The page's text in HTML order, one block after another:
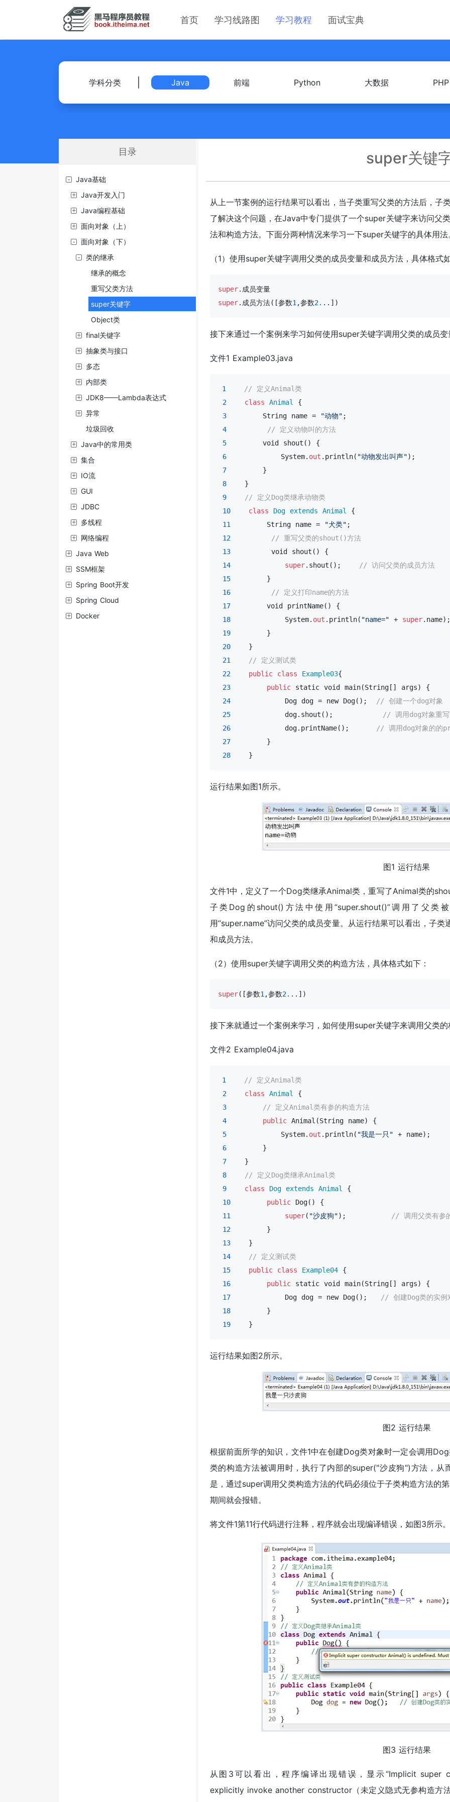
首页 学习线路图 学习教程 面试宝典
学科分类 Java 前端 Python 大数据 PHP
目录
Java基础
Java开发入门
Java编程基础
面向对象（上）
面向对象（下）
类的继承
继承的概念
重写父类方法
super关键字
Object类
final关键字
抽象类与接口
多态
内部类
JDK8——Lambda表达式
异常
垃圾回收
Java中的常用类
集合
IO流
GUI
JDBC
多线程
网络编程
Java Web
SSM框架
Spring Boot开发
Spring Cloud
Docker
super关键
从上一节案例的运行结果可以看出，当子类重写父类的方法后，子
了解决这个问题，在Java中专门提供了一个super关键字来访问父
法和构造方法。下面分两种情况来学习一下super关键字的具体用法
（1）使用super关键字调用父类的成员变量和成员方法，具体格式
super
.成员变量
super.成员方法([参数1,参数2. ..])
接下来通过一个案例来学习如何使用super关键字调用父类的成员变
文件1 Example03.java
1
// 定义Animal类
2
class Animal {
3
        String name =
"动物" ;
4
// 定义动物叫的方法
5
void shout() {
6
            System.
out .println( "动物发出叫声");
7
        }
8
    }
9
// 定义Dog类继承动物类
10
class Dog extends Animal {
11
        String name =
"犬类" ;
12
// 重写父类的shout()方法
13
void shout() {
14
super.shout();
// 访问父类的成员方法
15
        }
16
// 定义打印name的方法
17
void printName() {
18
            System.
out .println( "name=" + super.name);
19
        }
20
    }
21
// 定义测试类
22
public class Example03{
23
public static void main(String[] args) {
24
            Dog dog = new Dog();
// 创建一个dog对象
25
            dog.shout();
// 调用dog对象重
26
            dog.printName();
// 调用dog对象的的
27
        }
28
    }
运行结果如图1所示。
图1 运行结果
文件1中，定义了一个Dog类继承Animal类，重写了Animal类的
子类Dog的shout()方法中使用“super.shout()”调用了父类
用“super.name”访问父类的成员变量。从运行结果可以看出，子
和成员方法。
（2）使用super关键字调用父类的构造方法，具体格式如下：
super([参数1,参数2. ..])
接下来就通过一个案例来学习，如何使用super关键字来调用父类的
文件2 Example04.java
1
// 定义Animal类
2
class Animal {
3
// 定义Animal类有参的构造方法
4
public Animal(String name) {
5
            System.
out .println( "我是一只" + name);
6
        }
7
    }
8
// 定义Dog类继承Animal类
9
class Dog extends Animal {
10
public Dog() {
11
super( "沙皮狗");
// 调用父类有参
12
        }
13
    }
14
// 定义测试类
15
public class Example04 {
16
public static void main(String[] args) {
17
            Dog dog = new Dog();
// 创建Dog类的实例
18
        }
19
    }
运行结果如图2所示。
图2 运行结果
根据前面所学的知识，文件1中在创建Dog类对象时一定会调用
类的构造方法被调用时，执行了内部的super("沙皮狗")方法，从
是，通过super调用父类构造方法的代码必须位于子类构造方法的
期间就会报错。
将文件1第11行代码进行注释，程序就会出现编译错误，如图3所示。
图3 运行结果
从图3可以看出，程序编译出现错误，显示“Implicit super
explicitly invoke another constructor（未定义隐式无参构造方